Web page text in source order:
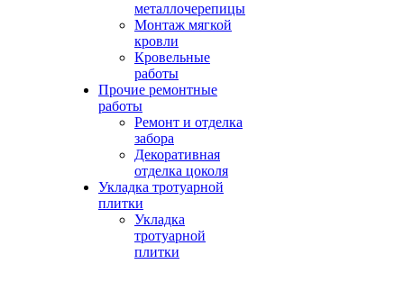
металлочерепицы
Монтаж мягкой
кровли
Кровельные
работы
Прочие ремонтные
работы
Ремонт и отделка
забора
Декоративная
отделка цоколя
Укладка тротуарной
плитки
Укладка
тротуарной
плитки